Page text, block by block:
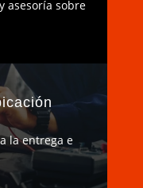
asesoría sobre
la entrega e